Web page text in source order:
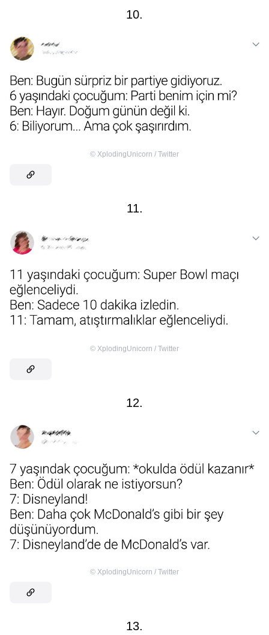
10.
© XplodingUnicorn / Twitter
11.
© XplodingUnicorn / Twitter
12.
© XplodingUnicorn / Twitter
13.